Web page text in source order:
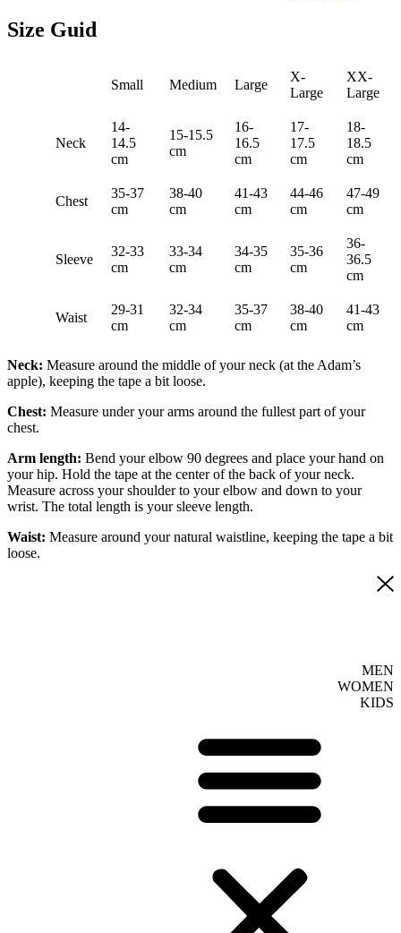
Size Guid
Small Medium Large
X-
Large
XX-
Large
Neck
14-
14.5
cm
15-15.5
cm
16-
16.5
cm
17-
17.5
cm
18-
18.5
cm
Chest
35-37
cm
38-40
cm
41-43
cm
44-46
cm
47-49
cm
Sleeve
32-33
cm
33-34
cm
34-35
cm
35-36
cm
36-
36.5
cm
Waist
29-31
cm
32-34
cm
35-37
cm
38-40
cm
41-43
cm
Neck: Measure around the middle of your neck (at the Adam’s
apple), keeping the tape a bit loose.
Chest: Measure under your arms around the fullest part of your
chest.
Arm length: Bend your elbow 90 degrees and place your hand on
your hip. Hold the tape at the center of the back of your neck.
Measure across your shoulder to your elbow and down to your
wrist. The total length is your sleeve length.
Waist: Measure around your natural waistline, keeping the tape a bit
loose.
MEN
WOMEN
KIDS